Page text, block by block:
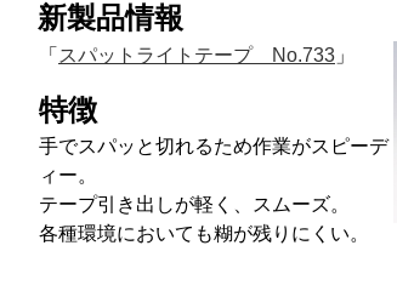
新製品情報
「 スパットライトテープ No.733 」
特徴
手でスパッと切れるため作業がスピーデ
ィー。
テープ引き出しが軽く、スムーズ。
各種環境においても糊が残りにくい。